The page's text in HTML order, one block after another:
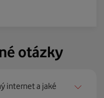
otázky
internet a jaké